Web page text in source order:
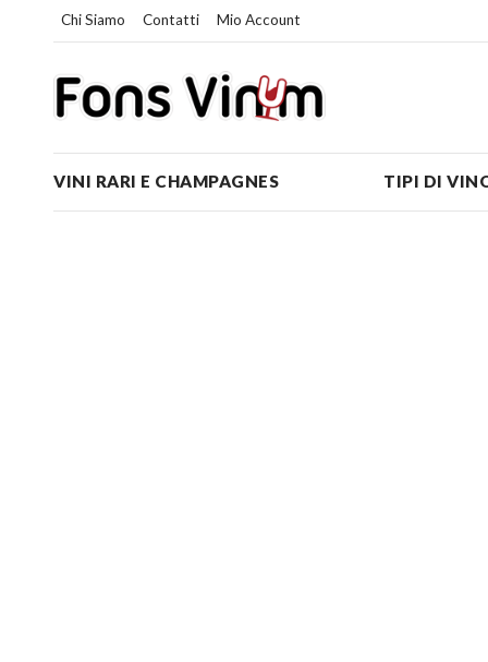
Chi Siamo Contatti Mio Account
VINI RARI E CHAMPAGNES TIPI DI